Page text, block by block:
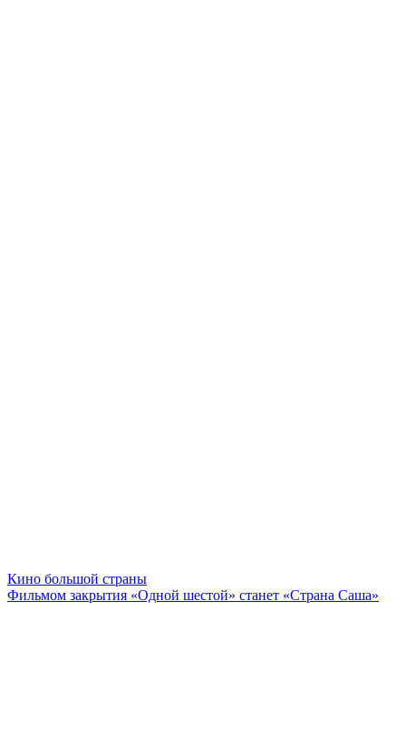
Кино большой страны
Фильмом закрытия «Одной шестой» станет «Страна Саша»